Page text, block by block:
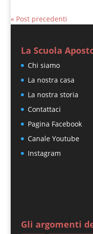
« Post precedenti
La Scuola
Chi siamo
La nostra casa
La nostra storia
Contattaci
Pagina Facebook
Canale Youtube
Instagram
Gli argomenti